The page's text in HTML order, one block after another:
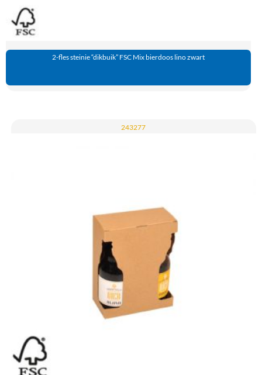
2-fles steinie “dikbuik” FSC Mix bierdoos lino zwart
243277